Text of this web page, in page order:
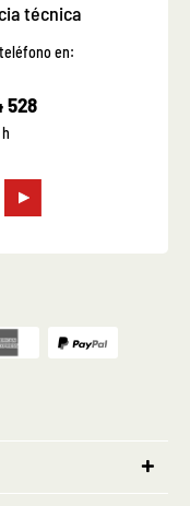
técnica
en:
528